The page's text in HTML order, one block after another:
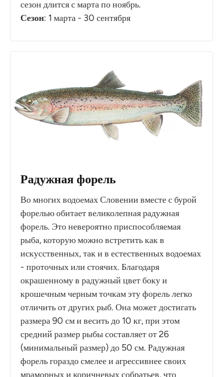
сезон длится с марта по ноябрь.
Сезон: 1 марта - 30 сентября
Радужная форель
Во многих водоемах Словении вместе с бурой
форелью обитает великолепная радужная
форель. Это невероятно приспособляемая
рыба, которую можно встретить как в
искусственных, так и в естественных водоемах
- проточных или стоячих. Благодаря
окрашенному в радужный цвет боку и
крошечным черным точкам эту форель легко
отличить от других рыб. Она может достигать
размера 90 см и весить до 10 кг, при этом
средний размер рыбы составляет от 26
(минимальный размер) до 50 см. Радужная
форель гораздо смелее и агрессивнее своих
мраморных и коричневых собратьев, что